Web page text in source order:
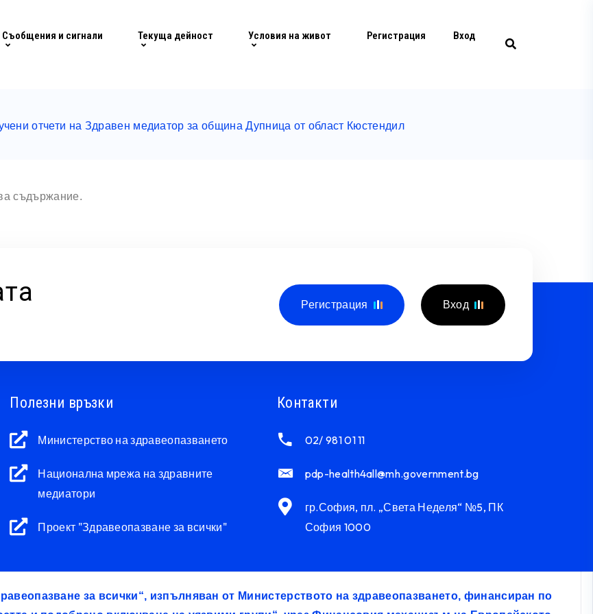
Съобщения и сигнали Текуща дейност Условия на живот Регистрация Вход
отчети на Здравен медиатор за община Дупница от област Кюстендил
съдържание.
Регистрация Вход
Полезни връзки
Министерство на здравеопазването
Национална мрежа на здравните
медиатори
Проект "Здравеопазване за всички"
Контакти
02/ 981 01 11
pdp-health4all@mh.government.bg
гр.София, пл. „Света Неделя“ №5, ПК
София 1000
за всички“, изпълняван от Министерството на здравеопазването, финансиран по